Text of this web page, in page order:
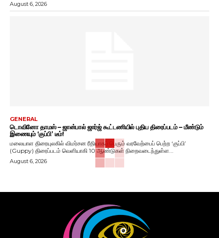
August 6, 2026
GENERAL
டொவினோ தாமஸ் – ஜான்பால் ஜார்ஜ் கூட்டணியில் புதிய திரைப்படம் – மீண்டும்
இணையும் ‘குப்பி’ டீம்!
மலையாள திரையுலகில் விமர்சன ரீதியாகப் பெரும் வரவேற்பைப் பெற்ற ‘குப்பி’
(Guppy) திரைப்படம் வெளியாகி 10 ஆண்டுகள் நிறைவடைந்துள்ள...
August 6, 2026